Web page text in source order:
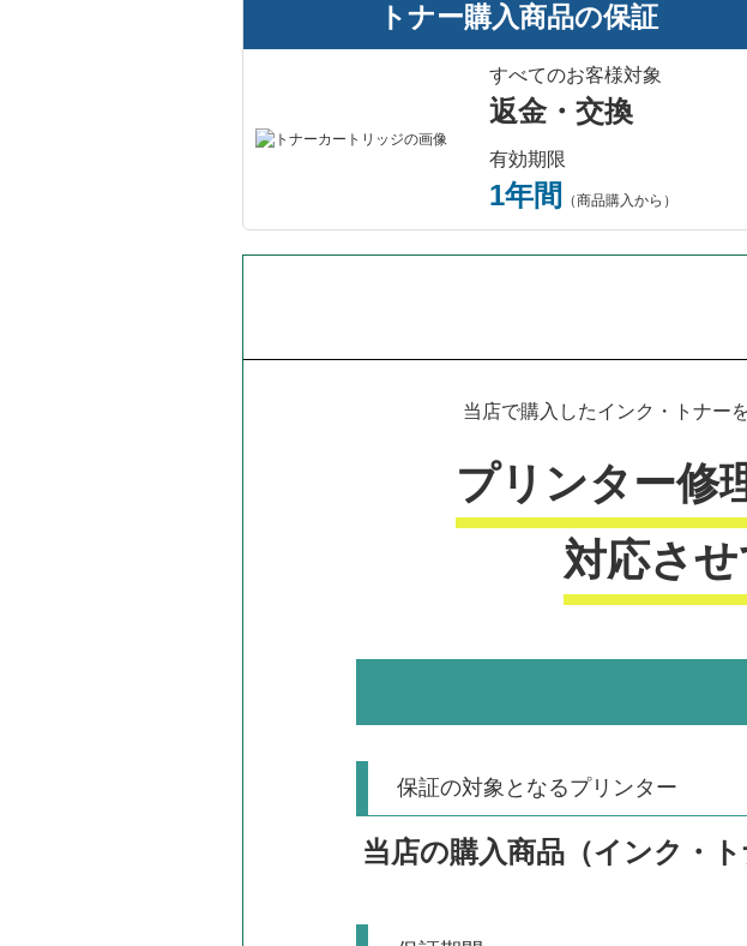
トナー購入商品の保証
すべてのお客様対象
返金・交換
有効期限
1年間 （商品購入から）
当店で購入したインク・トナー
プリンター修
対応さ
保証の対象となるプリンター
当店の購入商品（インク・